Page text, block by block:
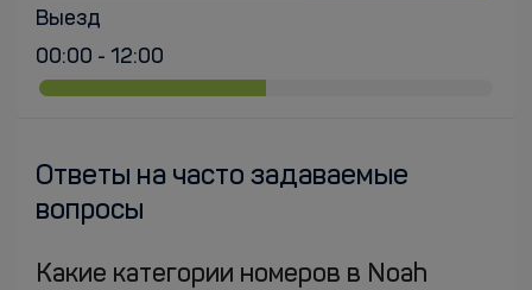
Выезд
00:00 - 12:00
Ответы на часто задаваемые
вопросы
Какие категории номеров в Noah